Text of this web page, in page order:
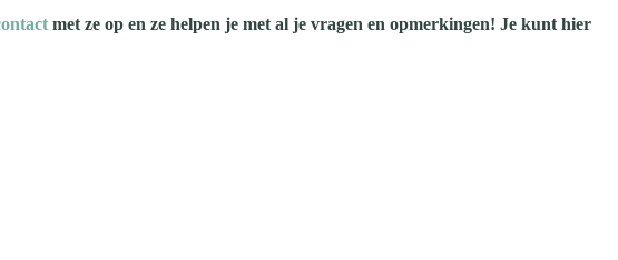
met ze op en ze helpen je met al je vragen en opmerkingen! Je kunt hier